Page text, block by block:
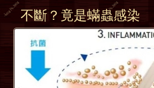
不斷？竟是蟎蟲感染